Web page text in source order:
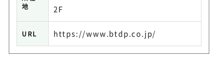
地
2F
URL https://www.btdp.co.jp/